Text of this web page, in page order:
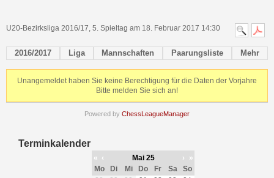
U20-Bezirksliga 2016/17, 5. Spieltag am 18. Februar 2017 14:30
2016/2017 Liga Mannschaften Paarungsliste Mehr
Unangemeldet haben Sie keine Berechtigung für die Daten der Vorjahre
Bitte melden Sie sich an!
Powered by ChessLeagueManager
Terminkalender
« ‹ Mai 25 ›
»
Mo
Di Mi Do Fr Sa
So